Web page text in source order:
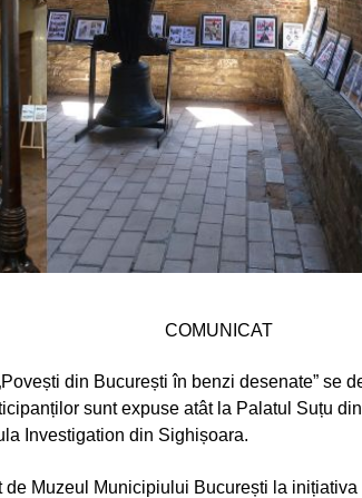
COMUNICAT
din București în benzi desenate” se
sunt expuse atât la Palatul Suțu
Investigation din Sighișoara.
de Muzeul Municipiului București la